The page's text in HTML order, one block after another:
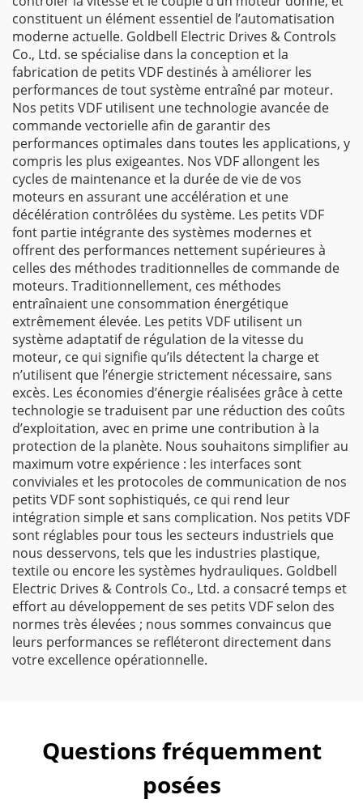
constituent un élément essentiel de l’automatisation
moderne actuelle. Goldbell Electric Drives & Controls
Co., Ltd. se spécialise dans la conception et la
fabrication de petits VDF destinés à améliorer les
performances de tout système entraîné par moteur.
Nos petits VDF utilisent une technologie avancée de
commande vectorielle afin de garantir des
performances optimales dans toutes les applications, y
compris les plus exigeantes. Nos VDF allongent les
cycles de maintenance et la durée de vie de vos
moteurs en assurant une accélération et une
décélération contrôlées du système. Les petits VDF
font partie intégrante des systèmes modernes et
offrent des performances nettement supérieures à
celles des méthodes traditionnelles de commande de
moteurs. Traditionnellement, ces méthodes
entraînaient une consommation énergétique
extrêmement élevée. Les petits VDF utilisent un
système adaptatif de régulation de la vitesse du
moteur, ce qui signifie qu’ils détectent la charge et
n’utilisent que l’énergie strictement nécessaire, sans
excès. Les économies d’énergie réalisées grâce à cette
technologie se traduisent par une réduction des coûts
d’exploitation, avec en prime une contribution à la
protection de la planète. Nous souhaitons simplifier au
maximum votre expérience : les interfaces sont
conviviales et les protocoles de communication de nos
petits VDF sont sophistiqués, ce qui rend leur
intégration simple et sans complication. Nos petits VDF
sont réglables pour tous les secteurs industriels que
nous desservons, tels que les industries plastique,
textile ou encore les systèmes hydrauliques. Goldbell
Electric Drives & Controls Co., Ltd. a consacré temps et
effort au développement de ses petits VDF selon des
normes très élevées ; nous sommes convaincus que
leurs performances se refléteront directement dans
votre excellence opérationnelle.
Questions fréquemment
posées